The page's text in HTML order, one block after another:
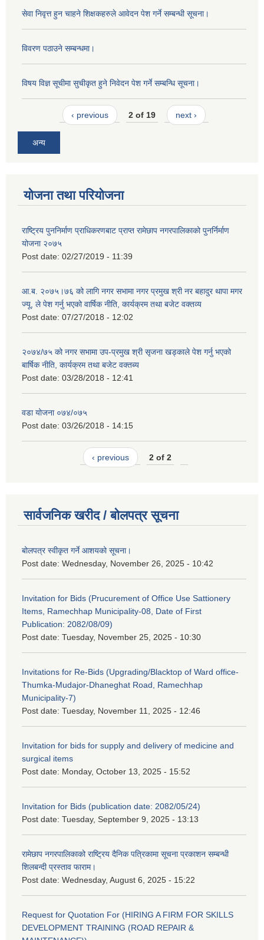
सेवा निवृत्त हुन चाहने शिक्षकहरुले आवेदन पेश गर्ने सम्बन्धी सूचना।
विवरण पठाउने सम्बन्धमा।
विषय विज्ञ सूचीमा सुचीकृत हुने निवेदन पेश गर्ने सम्बन्धि सूचना।
‹ previous 2 of 19 next ›
अन्य
योजना तथा परियोजना
राष्ट्रिय पुननिर्माण प्राधिकरणबाट प्राप्त रामेछाप नगरपालिकाको पुनर्निर्माण
योजना २०७५
Post date: 02/27/2019 - 11:39
आ.ब. २०७५।७६ को लागि नगर सभामा नगर प्रमुख श्री नर बहादुर थापा मगर
ज्यू, ले पेश गर्नु भएको वार्षिक नीति, कार्यक्रम तथा बजेट वक्तव्य
Post date: 07/27/2018 - 12:02
२०७४/७५ को नगर सभामा उप-प्रमुख श्री सृजना खड्काले पेश गर्नु भएको
बार्षिक नीति, कार्यक्रम तथा बजेट वक्तब्य
Post date: 03/28/2018 - 12:41
वडा योजना ०७४/०७५
Post date: 03/26/2018 - 14:15
‹ previous 2 of 2
सार्वजनिक खरीद / बोलपत्र सूचना
बोलपत्र स्वीकृत गर्ने आशयको सूचना।
Post date: Wednesday, November 26, 2025 - 10:42
Invitation for Bids (Prucurement of Office Use Sattionery
Items, Ramechhap Municipality-08, Date of First
Publication: 2082/08/09)
Post date: Tuesday, November 25, 2025 - 10:30
Invitations for Re-Bids (Upgrading/Blacktop of Ward office-
Thumka-Mudajor-Dhaneghat Road, Ramechhap
Municipality-7)
Post date: Tuesday, November 11, 2025 - 12:46
Invitation for bids for supply and delivery of medicine and
surgical items
Post date: Monday, October 13, 2025 - 15:52
Invitation for Bids (publication date: 2082/05/24)
Post date: Tuesday, September 9, 2025 - 13:13
रामेछाप नगरपालिकाको राष्ट्रिय दैनिक पत्रिकामा सूचना प्रकाशन सम्बन्धी
शिलबन्दी प्रस्ताव फाराम।
Post date: Wednesday, August 6, 2025 - 15:22
Request for Quotation For (HIRING A FIRM FOR SKILLS
DEVELOPMENT TRAINING (ROAD REPAIR &